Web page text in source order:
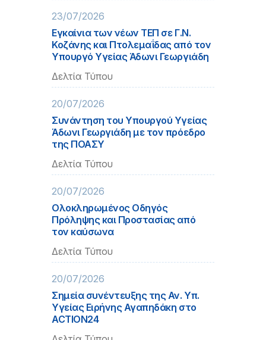
23/07/2026
Εγκαίνια των νέων ΤΕΠ σε Γ.Ν.
Κοζάνης και Πτολεμαΐδας από τον
Υπουργό Υγείας Άδωνι Γεωργιάδη
Δελτία Τύπου
20/07/2026
Συνάντηση του Υπουργού Υγείας
Άδωνι Γεωργιάδη με τον πρόεδρο
της ΠΟΑΣΥ
Δελτία Τύπου
20/07/2026
Ολοκληρωμένος Οδηγός
Πρόληψης και Προστασίας από
τον καύσωνα
Δελτία Τύπου
20/07/2026
Σημεία συνέντευξης της Αν. Υπ.
Υγείας Ειρήνης Αγαπηδάκη στο
ACTION24